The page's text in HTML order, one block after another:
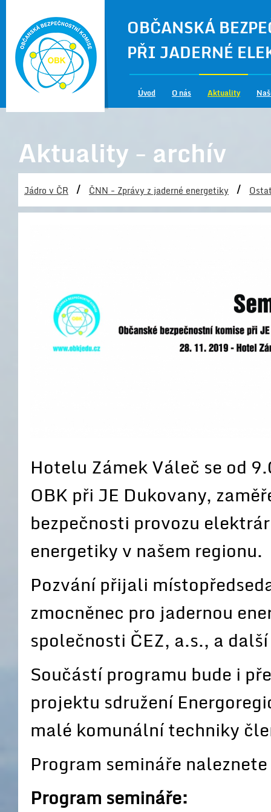
OBČANSKÁ
PŘI JADERNÉ
Úvod O nás Aktuality
Aktuality - archív
Jádro v ČR / ČNN - Zprávy z jaderné energetiky /
Hotelu Zámek Váleč se od
OBK při JE Dukovany,
bezpečnosti provozu
energetiky v našem regionu.
Pozvání přijali
zmocněnec pro jadernou
společnosti ČEZ, a.s., a
Součástí programu bude i
projektu sdružení
malé komunální techniky
Program semináře
Program semináře: